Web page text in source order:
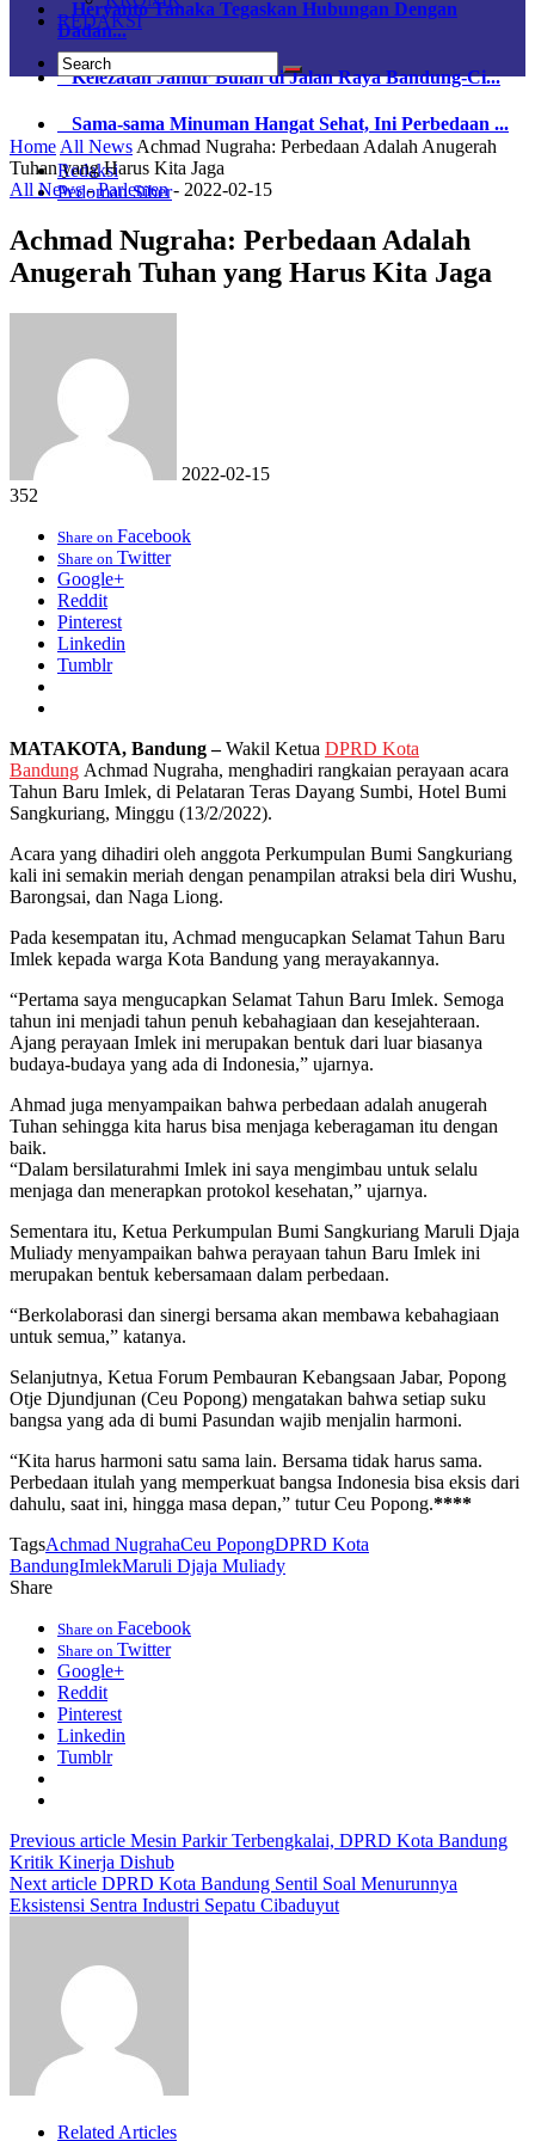
Heryanto Tanaka Tegaskan Hubungan Dengan
Dadan...
Kelezatan Jamur Bulan di Jalan Raya Bandung-Ci...
Sama-sama Minuman Hangat Sehat, Ini Perbedaan ...
Redaksi
Pedoman Siber
REDAKSI
Home All News Achmad Nugraha: Perbedaan Adalah Anugerah
Tuhan yang Harus Kita Jaga
All News-Parlemen- 2022-02-15
Achmad Nugraha: Perbedaan Adalah
Anugerah Tuhan yang Harus Kita Jaga
2022-02-15
352
Share on Facebook
Share on Twitter
Google+
Reddit
Pinterest
Linkedin
Tumblr
MATAKOTA, Bandung –Wakil Ketua DPRD Kota
Bandung Achmad Nugraha, menghadiri rangkaian perayaan acara
Tahun Baru Imlek, di Pelataran Teras Dayang Sumbi, Hotel Bumi
Sangkuriang, Minggu (13/2/2022).
Acara yang dihadiri oleh anggota Perkumpulan Bumi Sangkuriang
kali ini semakin meriah dengan penampilan atraksi bela diri Wushu,
Barongsai, dan Naga Liong.
Pada kesempatan itu, Achmad mengucapkan Selamat Tahun Baru
Imlek kepada warga Kota Bandung yang merayakannya.
“Pertama saya mengucapkan Selamat Tahun Baru Imlek. Semoga
tahun ini menjadi tahun penuh kebahagiaan dan kesejahteraan.
Ajang perayaan Imlek ini merupakan bentuk dari luar biasanya
budaya-budaya yang ada di Indonesia,” ujarnya.
Ahmad juga menyampaikan bahwa perbedaan adalah anugerah
Tuhan sehingga kita harus bisa menjaga keberagaman itu dengan
baik.
“Dalam bersilaturahmi Imlek ini saya mengimbau untuk selalu
menjaga dan menerapkan protokol kesehatan,” ujarnya.
Sementara itu, Ketua Perkumpulan Bumi Sangkuriang Maruli Djaja
Muliady menyampaikan bahwa perayaan tahun Baru Imlek ini
merupakan bentuk kebersamaan dalam perbedaan.
“Berkolaborasi dan sinergi bersama akan membawa kebahagiaan
untuk semua,” katanya.
Selanjutnya, Ketua Forum Pembauran Kebangsaan Jabar, Popong
Otje Djundjunan (Ceu Popong) mengatakan bahwa setiap suku
bangsa yang ada di bumi Pasundan wajib menjalin harmoni.
“Kita harus harmoni satu sama lain. Bersama tidak harus sama.
Perbedaan itulah yang memperkuat bangsa Indonesia bisa eksis dari
dahulu, saat ini, hingga masa depan,” tutur Ceu Popong.****
TagsAchmad NugrahaCeu PopongDPRD Kota
BandungImlekMaruli Djaja Muliady
Share
Share on Facebook
Share on Twitter
Google+
Reddit
Pinterest
Linkedin
Tumblr
Previous article Mesin Parkir Terbengkalai, DPRD Kota Bandung
Kritik Kinerja Dishub
Next article DPRD Kota Bandung Sentil Soal Menurunnya
Eksistensi Sentra Industri Sepatu Cibaduyut
Related Articles